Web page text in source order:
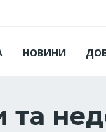
НОВИНИ